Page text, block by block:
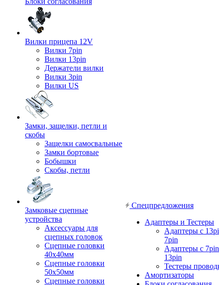
Вилки прицепа 12V
Вилки 7pin
Вилки 13pin
Держатели вилки
Вилки 3pin
Вилки US
Замки, защелки, петли и
скобы
Защелки самосвальные
Замки бортовые
Бобышки
Скобы, петли
Замковые сцепные
устройства
Аксессуары для
сцепных головок
Сцепные головки
40x40мм
Сцепные головки
50x50мм
Сцепные головки
Спецпредложения
Адаптеры и Тестеры
Адаптеры с
7pin
Адаптеры с
13pin
Тестеры
Амортизаторы